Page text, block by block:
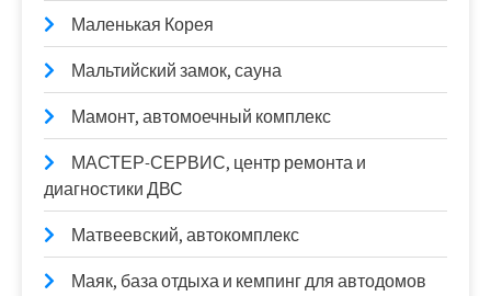
Маленькая Корея
Мальтийский замок, сауна
Мамонт, автомоечный комплекс
МАСТЕР-СЕРВИС, центр ремонта и
диагностики ДВС
Матвеевский, автокомплекс
Маяк, база отдыха и кемпинг для автодомов